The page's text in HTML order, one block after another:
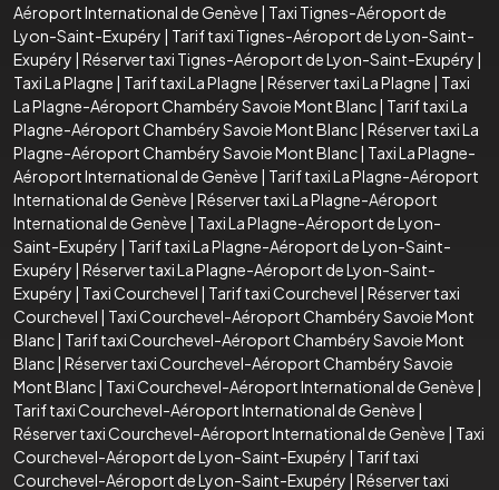
Aéroport International de Genève | Taxi Tignes-Aéroport de
Lyon-Saint-Exupéry | Tarif taxi Tignes-Aéroport de Lyon-Saint-
Exupéry | Réserver taxi Tignes-Aéroport de Lyon-Saint-Exupéry |
Taxi La Plagne | Tarif taxi La Plagne | Réserver taxi La Plagne | Taxi
La Plagne-Aéroport Chambéry Savoie Mont Blanc| Tarif taxi La
Plagne-Aéroport Chambéry Savoie Mont Blanc| Réserver taxi La
Plagne-Aéroport Chambéry Savoie Mont Blanc| Taxi La Plagne-
Aéroport International de Genève | Tarif taxi La Plagne-Aéroport
International de Genève | Réserver taxi La Plagne-Aéroport
International de Genève | Taxi La Plagne-Aéroport de Lyon-
Saint-Exupéry | Tarif taxi La Plagne-Aéroport de Lyon-Saint-
Exupéry | Réserver taxi La Plagne-Aéroport de Lyon-Saint-
Exupéry | Taxi Courchevel | Tarif taxi Courchevel | Réserver taxi
Courchevel | Taxi Courchevel-Aéroport Chambéry Savoie Mont
Blanc| Tarif taxi Courchevel-Aéroport Chambéry Savoie Mont
Blanc| Réserver taxi Courchevel-Aéroport Chambéry Savoie
Mont Blanc| Taxi Courchevel-Aéroport International de Genève |
Tarif taxi Courchevel-Aéroport International de Genève |
Réserver taxi Courchevel-Aéroport International de Genève | Taxi
Courchevel-Aéroport de Lyon-Saint-Exupéry | Tarif taxi
Courchevel-Aéroport de Lyon-Saint-Exupéry | Réserver taxi